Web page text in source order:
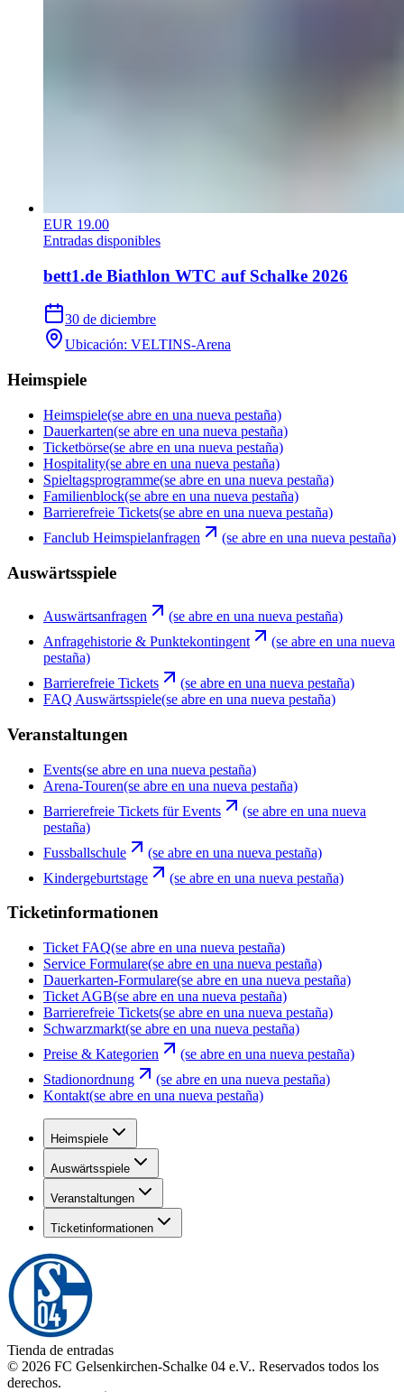
EUR 19.00
Entradas disponibles
bett1.de Biathlon WTC auf Schalke 2026
30 de diciembre
Ubicación: VELTINS-Arena
Heimspiele
Heimspiele(se abre en una nueva pestaña)
Dauerkarten(se abre en una nueva pestaña)
Ticketbörse(se abre en una nueva pestaña)
Hospitality(se abre en una nueva pestaña)
Spieltagsprogramme(se abre en una nueva pestaña)
Familienblock(se abre en una nueva pestaña)
Barrierefreie Tickets(se abre en una nueva pestaña)
Fanclub Heimspielanfragen
(se abre en una nueva pestaña)
Auswärtsspiele
Auswärtsanfragen
(se abre en una nueva pestaña)
Anfragehistorie & Punktekontingent
(se abre en una nueva
pestaña)
Barrierefreie Tickets
(se abre en una nueva pestaña)
FAQ Auswärtsspiele(se abre en una nueva pestaña)
Veranstaltungen
Events(se abre en una nueva pestaña)
Arena-Touren(se abre en una nueva pestaña)
Barrierefreie Tickets für Events
(se abre en una nueva
pestaña)
Fussballschule
(se abre en una nueva pestaña)
Kindergeburtstage
(se abre en una nueva pestaña)
Ticketinformationen
Ticket FAQ(se abre en una nueva pestaña)
Service Formulare(se abre en una nueva pestaña)
Dauerkarten-Formulare(se abre en una nueva pestaña)
Ticket AGB(se abre en una nueva pestaña)
Barrierefreie Tickets(se abre en una nueva pestaña)
Schwarzmarkt(se abre en una nueva pestaña)
Preise & Kategorien
(se abre en una nueva pestaña)
Stadionordnung
(se abre en una nueva pestaña)
Kontakt(se abre en una nueva pestaña)
Heimspiele
Auswärtsspiele
Veranstaltungen
Ticketinformationen
Tienda de entradas
© 2026 FC Gelsenkirchen-Schalke 04 e.V.. Reservados todos los
derechos.